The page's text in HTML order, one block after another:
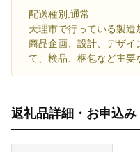
配送種別:通常
天理市で行っている製造
商品企画、設計、デザイ
て、検品、梱包など主要
返礼品詳細・お申込み